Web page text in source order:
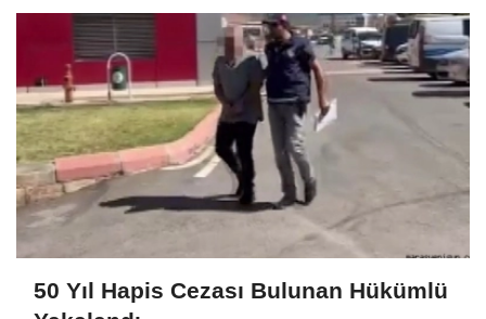
50 Yıl Hapis Cezası Bulunan Hükümlü